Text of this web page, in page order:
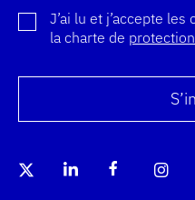
(Nouvelle fenêtre)
(Nouvelle
J’ai lu et j’accepte
la charte de